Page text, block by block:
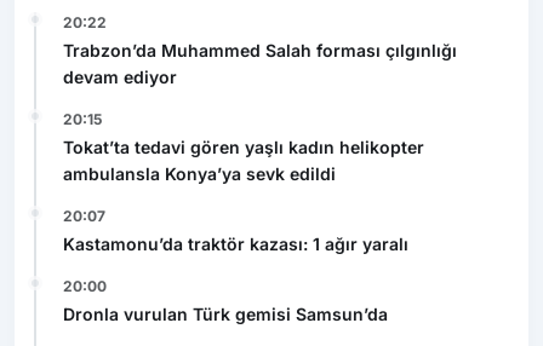
20:22
Trabzon’da Muhammed Salah forması çılgınlığı
devam ediyor
20:15
Tokat’ta tedavi gören yaşlı kadın helikopter
ambulansla Konya’ya sevk edildi
20:07
Kastamonu’da traktör kazası: 1 ağır yaralı
20:00
Dronla vurulan Türk gemisi Samsun’da